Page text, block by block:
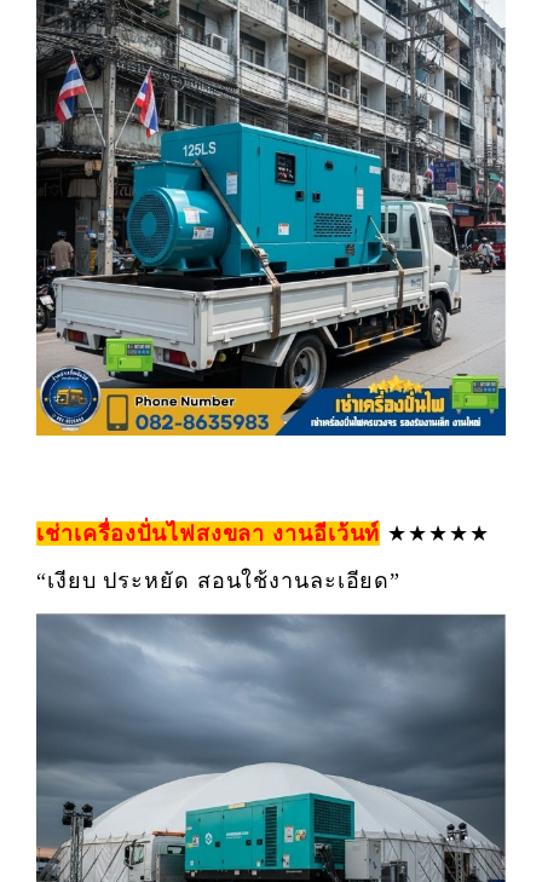
เช่าเครื่องปั่นไฟสงขลา งานอีเว้นท์ ★★★★★
“เงียบ ประหยัด สอนใช้งานละเอียด”